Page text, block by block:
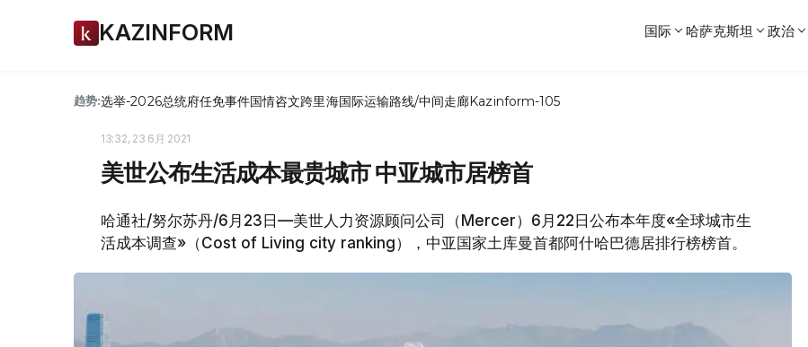
KAZINFORM 国际 哈萨克斯坦 政治
趋势:选举-2026总统府任免事件国情咨文跨里海国际运输路线/中间走廊Kazinform-105
13:32, 23 6月 2021
美世公布生活成本最贵城市 中亚城市居榜首
哈通社/努尔苏丹/6月23日—美世人力资源顾问公司（Mercer）6月22日公布本年度«全球城市生
活成本调查»（Cost of Living city ranking），中亚国家土库曼首都阿什哈巴德居排行榜榜首。